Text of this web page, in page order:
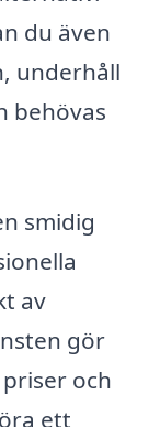
du även
underhåll
behövas
smidig
av
gör
och
ett